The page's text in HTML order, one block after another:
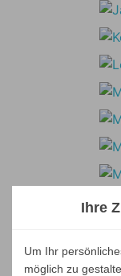
Ihre
Um Ihr
möglich zu